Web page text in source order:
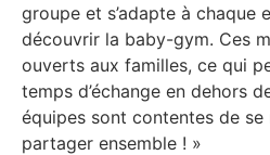
groupe et s’adapte à chaque
découvrir la baby-gym. Ces
ouverts aux familles, ce qui
temps d’échange en dehors
équipes sont contentes de
partager ensemble ! »